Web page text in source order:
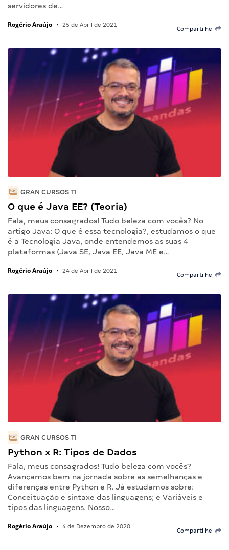
servidores de…
Rogério Araújo • 25 de Abril de 2021
Compartilhe
GRAN CURSOS TI
O que é Java EE? (Teoria)
Fala, meus consagrados! Tudo beleza com vocês? No
artigo Java: O que é essa tecnologia?, estudamos o que
é a Tecnologia Java, onde entendemos as suas 4
plataformas (Java SE, Java EE, Java ME e…
Rogério Araújo • 24 de Abril de 2021
Compartilhe
GRAN CURSOS TI
Python x R: Tipos de Dados
Fala, meus consagrados! Tudo beleza com vocês?
Avançamos bem na jornada sobre as semelhanças e
diferenças entre Python e R. Já estudamos sobre:
Conceituação e sintaxe das linguagens; e Variáveis e
tipos das linguagens. Nosso…
Rogério Araújo • 4 de Dezembro de 2020
Compartilhe